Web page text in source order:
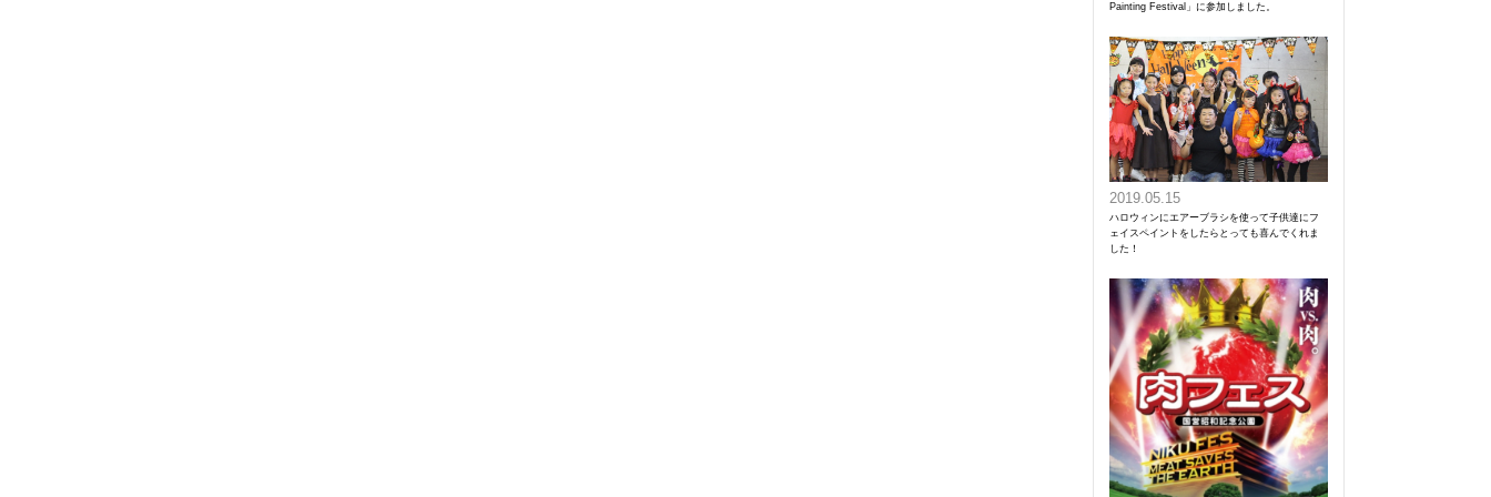
Painting Festival」に参加しました。
2019.05.15
ハロウィンにエアーブラシを使って子供達にフ
ェイスペイントをしたらとっても喜んでくれま
した！